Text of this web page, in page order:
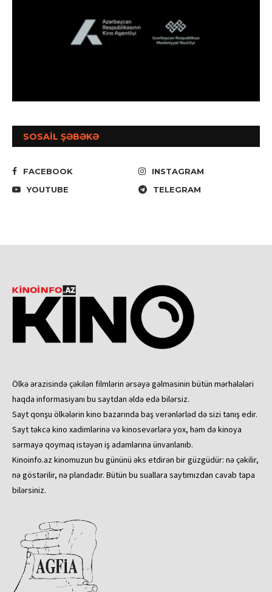
SOSAİL ŞƏBƏKƏ
FACEBOOK
INSTAGRAM
YOUTUBE
TELEGRAM
Ölkə ərazisində çəkilən filmlərin ərsəyə gəlməsinin bütün mərhələləri
haqda informasiyanı bu saytdan əldə edə bilərsiz.
Sayt qonşu ölkələrin kino bazarında baş verənlərləd də sizi tanış edir.
Sayt təkcə kino xadimlərinə və kinosevərlərə yox, həm də kinoya
sərmayə qoymaq istəyən iş adamlarına ünvanlanıb.
Kinoinfo.az kinomuzun bu gününü əks etdirən bir güzgüdür: nə çəkilir,
nə göstərilir, nə plandadır. Bütün bu suallara saytımızdan cavab tapa
bilərsiniz.